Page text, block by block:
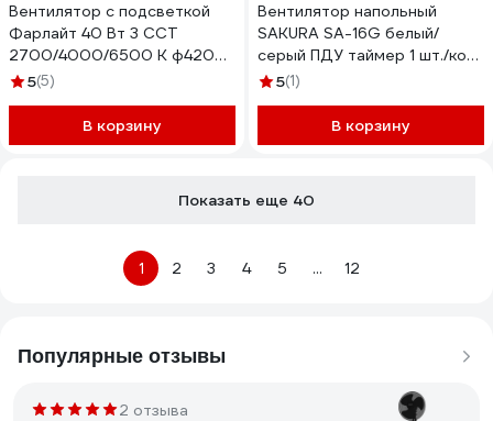
Вентилятор с подсветкой
Фарлайт 40 Вт 3 ССТ
2700/4000/6500 K ф420
Е27 белый с ПУ в комплекте
5(5)
В корзину
Вентилятор напольный
SAKURA SA-16G белый/
серый ПДУ таймер 1 шт./кор.
РТ-00070852
5(1)
В корзину
Показать еще 40
1 2 3 4 5 ... 12
Популярные отзывы
2 отзыва